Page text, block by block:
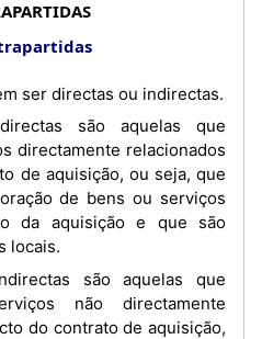
ser directas ou indirectas.
directamente relacionados
de aquisição, ou seja, que
de bens ou serviços
da aquisição e que são
locais.
não directamente
do contrato de aquisição,